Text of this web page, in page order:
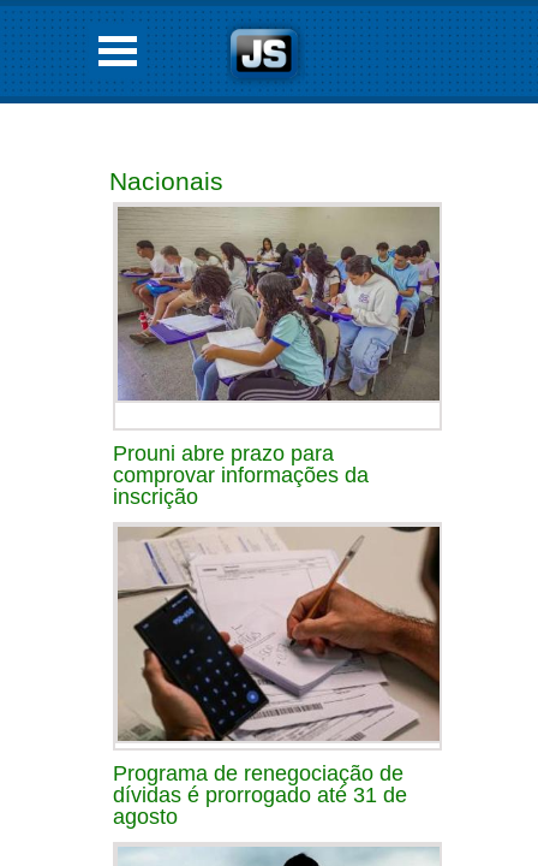
Nacionais
Prouni abre prazo para
comprovar informações da
inscrição
Programa de renegociação de
dívidas é prorrogado até 31 de
agosto